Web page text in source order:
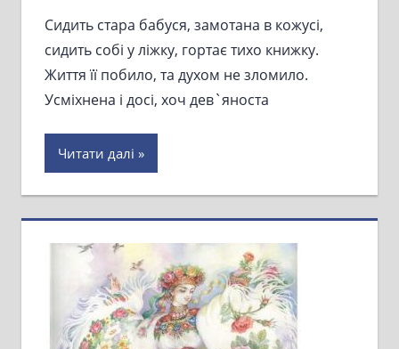
Сидить стара бабуся, замотана в кожусі,
сидить собі у ліжку, гортає тихо книжку.
Життя її побило, та духом не зломило.
Усміхнена і досі, хоч дев`яноста
Читати далі